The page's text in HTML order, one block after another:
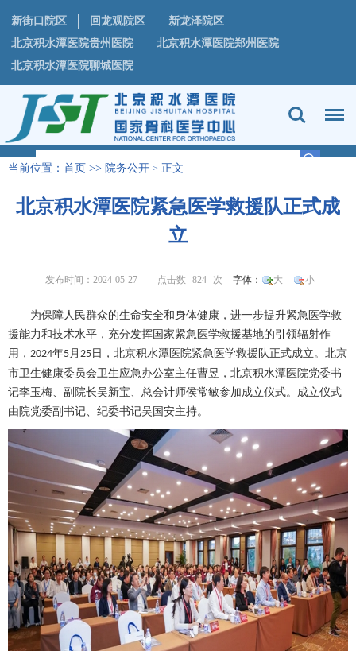
新街口院区 回龙观院区
新龙泽院区
北京积水潭医院贵州医院
北京积水潭医院郑州医院
北京积水潭医院聊城医院
当前位置： 首页 >> 院务公开 > 正文
北京积水潭医院紧急医学救援队正式成
立
发布时间：2024-05-27 点击数 824 次 字体： 大 小
为保障人民群众的生命安全和身体健康，进一步提升紧急医学救
援能力和技术水平，充分发挥国家紧急医学救援基地的引领辐射作
用， 2024年5月 25 日，北京积水潭医院紧急医学救援队正式成立。北京
市卫生健康委员会卫生应急办公室主任曹昱，北京积水潭医院党委书
记李玉梅、副院长吴新宝、总会计师侯常敏参加成立仪式。成立仪式
由院党委副书记、纪委书记吴国安主持。